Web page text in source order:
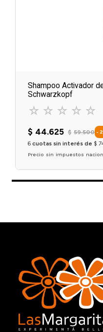
Shampoo Activador
Schwarzkopf
☆ ☆ ☆ ☆ ☆
$ 44.625 $ 59.500 -
6 cuotas sin interés de $
Precio sin impuestos